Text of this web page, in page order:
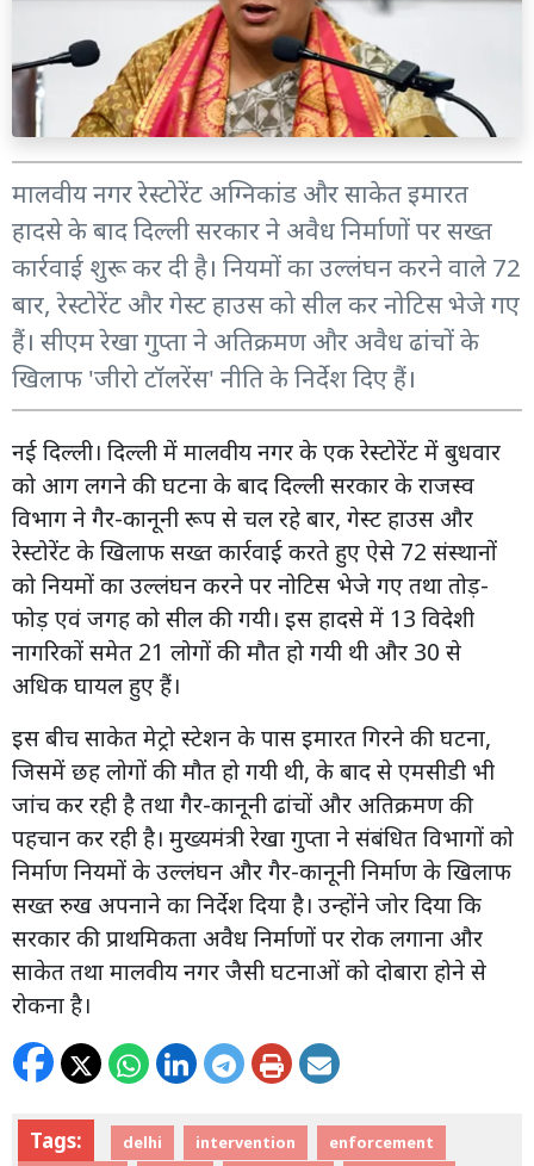
मालवीय नगर रेस्टोरेंट अग्निकांड और साकेत इमारत
हादसे के बाद दिल्ली सरकार ने अवैध निर्माणों पर सख्त
कार्रवाई शुरू कर दी है। नियमों का उल्लंघन करने वाले 72
बार, रेस्टोरेंट और गेस्ट हाउस को सील कर नोटिस भेजे गए
हैं। सीएम रेखा गुप्ता ने अतिक्रमण और अवैध ढांचों के
खिलाफ 'जीरो टॉलरेंस' नीति के निर्देश दिए हैं।
नई दिल्ली। दिल्ली में मालवीय नगर के एक रेस्टोरेंट में बुधवार
को आग लगने की घटना के बाद दिल्ली सरकार के राजस्व
विभाग ने गैर-कानूनी रूप से चल रहे बार, गेस्ट हाउस और
रेस्टोरेंट के खिलाफ सख्त कार्रवाई करते हुए ऐसे 72 संस्थानों
को नियमों का उल्लंघन करने पर नोटिस भेजे गए तथा तोड़-
फोड़ एवं जगह को सील की गयी। इस हादसे में 13 विदेशी
नागरिकों समेत 21 लोगों की मौत हो गयी थी और 30 से
अधिक घायल हुए हैं।
इस बीच साकेत मेट्रो स्टेशन के पास इमारत गिरने की घटना,
जिसमें छह लोगों की मौत हो गयी थी, के बाद से एमसीडी भी
जांच कर रही है तथा गैर-कानूनी ढांचों और अतिक्रमण की
पहचान कर रही है। मुख्यमंत्री रेखा गुप्ता ने संबंधित विभागों को
निर्माण नियमों के उल्लंघन और गैर-कानूनी निर्माण के खिलाफ
सख्त रुख अपनाने का निर्देश दिया है। उन्होंने जोर दिया कि
सरकार की प्राथमिकता अवैध निर्माणों पर रोक लगाना और
साकेत तथा मालवीय नगर जैसी घटनाओं को दोबारा होने से
रोकना है।
Tags: delhi intervention
enforcement